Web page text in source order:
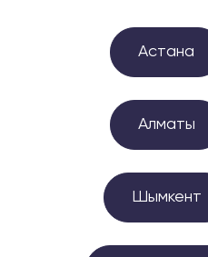
Астана
Алматы
Шымкент